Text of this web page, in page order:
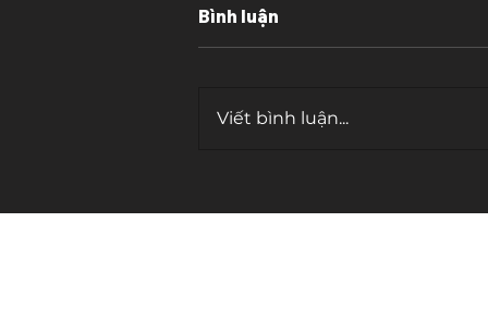
Bình luận
Viết bình luận...